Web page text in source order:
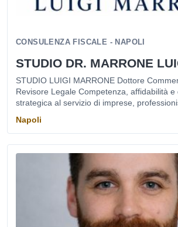
CONSULENZA FISCALE - NAPOLI
STUDIO DR. MARRONE
STUDIO LUIGI MARRONE Dottore
Revisore Legale Competenza, affidabilità e
strategica al servizio di imprese,
Napoli